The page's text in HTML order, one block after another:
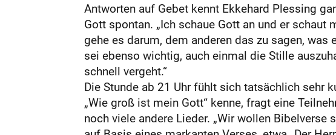
Antworten auf Gebet kennt Ekkehard Plessing
Gott spontan. „Ich schaue Gott an und er schaut
gehe es darum, dem anderen das zu sagen,
sei ebenso wichtig, auch einmal die Stille
schnell vergeht.“
Die Stunde ab 21 Uhr fühlt sich tatsächlich sehr
„Wie groß ist mein Gott“ kenne, fragt eine
noch viele andere Lieder. „Wir wollen Bibelverse